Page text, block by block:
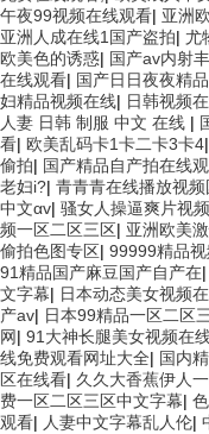
午夜99视频在线观看| 亚洲
亚洲人成在线1国产盗拍| 尤
欧美色的诱惑| 国产av内射
在线观看| 国产日日夜夜精
妇精品视频在线| 日韩视频
人妻 日韩 制服 中文 在线 |
看| 欧美乱码卡1卡二卡3卡4|
偷拍| 国产精品自产拍在线观
老妇i?| 青青青在线播放视频
中文αv| 骚女人操逼爽片视频
频一区二区三区| 亚洲欧美
偷拍色图专区| 99999精品
91精品国产麻豆国产自产在|
文字幕| 日本动态美女视频
产av| 日本99精品一区二区
网| 91大神长腿美女视频在
线免费观看网址大全| 国内
区在线看| 久久大香蕉伊人
费一区二区三区中文字幕|
观看| 人妻中文字幕乱人伦|